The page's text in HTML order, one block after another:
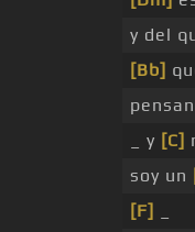
y del
[Bb]
_ y [C]
soy un
[F]